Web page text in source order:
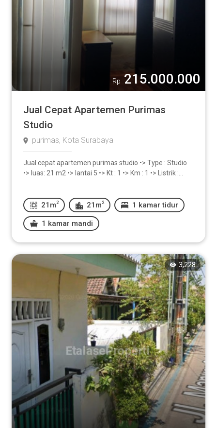
Rp 215.000.000
Jual Cepat Apartemen Purimas
Studio
purimas, Kota Surabaya
Jual cepat apartemen purimas studio •> Type : Studio
•> luas: 21 m2 •> lantai 5 •> Kt : 1 •> Km : 1 •> Listrik :...
21m 2 21m 2 1 kamar tidur
1 kamar mandi
3,228